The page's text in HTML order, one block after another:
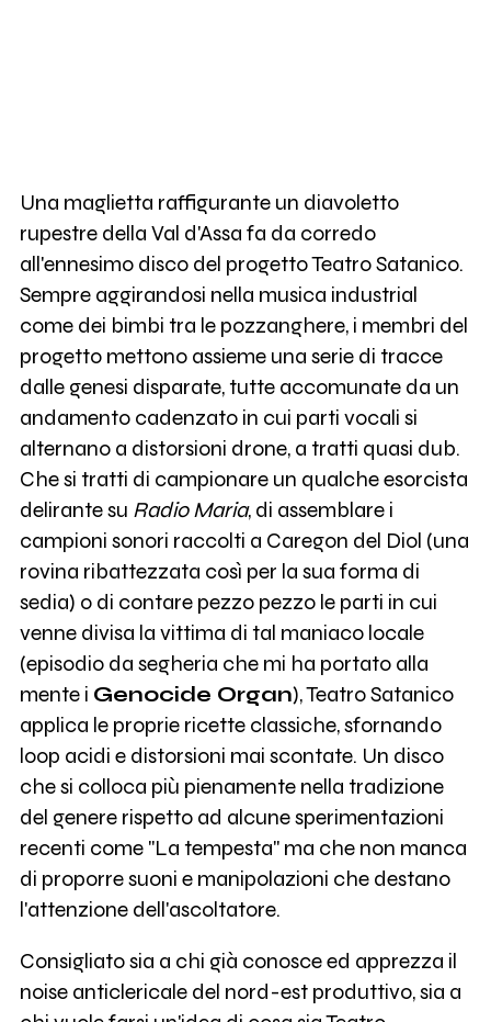
Una maglietta raffigurante un diavoletto
rupestre della Val d'Assa fa da corredo
all'ennesimo disco del progetto Teatro Satanico.
Sempre aggirandosi nella musica industrial
come dei bimbi tra le pozzanghere, i membri del
progetto mettono assieme una serie di tracce
dalle genesi disparate, tutte accomunate da un
andamento cadenzato in cui parti vocali si
alternano a distorsioni drone, a tratti quasi dub.
Che si tratti di campionare un qualche esorcista
delirante su Radio Maria, di assemblare i
campioni sonori raccolti a Caregon del Diol (una
rovina ribattezzata così per la sua forma di
sedia) o di contare pezzo pezzo le parti in cui
venne divisa la vittima di tal maniaco locale
(episodio da segheria che mi ha portato alla
mente i Genocide Organ), Teatro Satanico
applica le proprie ricette classiche, sfornando
loop acidi e distorsioni mai scontate. Un disco
che si colloca più pienamente nella tradizione
del genere rispetto ad alcune sperimentazioni
recenti come "La tempesta" ma che non manca
di proporre suoni e manipolazioni che destano
l'attenzione dell'ascoltatore.
Consigliato sia a chi già conosce ed apprezza il
noise anticlericale del nord-est produttivo, sia a